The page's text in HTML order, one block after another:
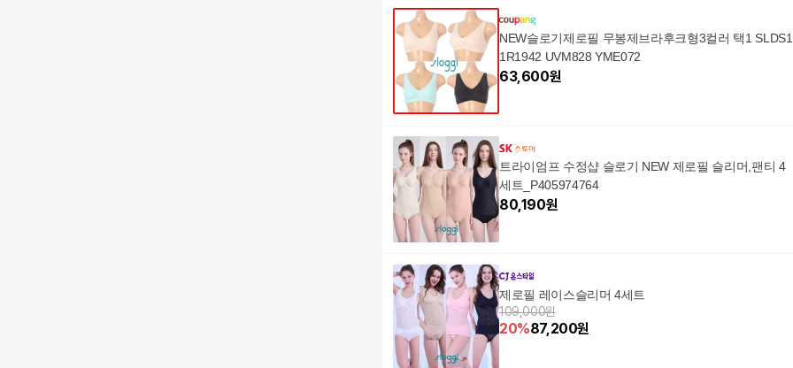
NEW슬로기제로필 무봉제브라후크형3컬러 택1 SLDS1
1R1942 UVM828 YME072
63,600원
트라이엄프 수정샵 슬로기 NEW 제로필 슬리머,팬티 4
세트_P405974764
80,190원
제로필 레이스슬리머 4세트
109,000원
20%87,200원